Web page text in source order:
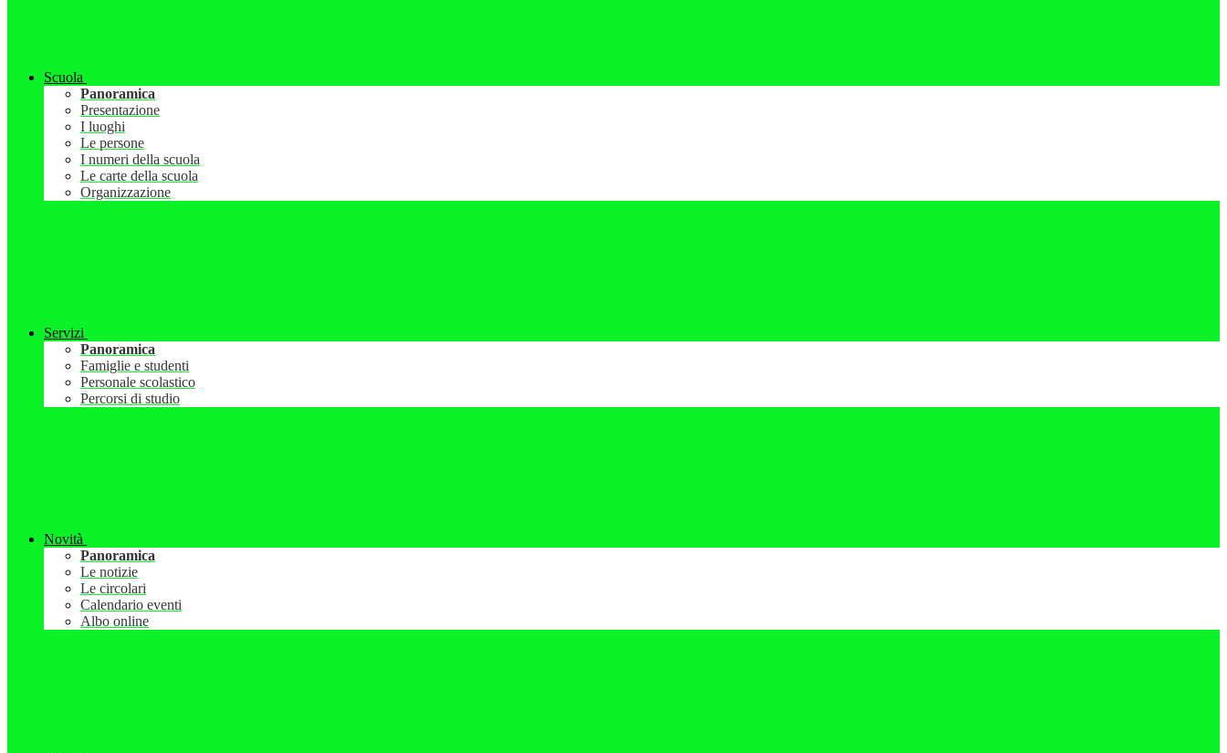
Scuola
Panoramica
Presentazione
I luoghi
Le persone
I numeri della scuola
Le carte della scuola
Organizzazione
Servizi
Panoramica
Famiglie e studenti
Personale scolastico
Percorsi di studio
Novità
Panoramica
Le notizie
Le circolari
Calendario eventi
Albo online